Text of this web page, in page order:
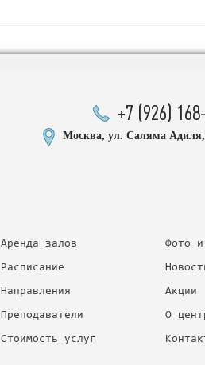
+7 (926)
Москва, ул. Саляма Адиля,
Аренда залов
Расписание
Направления
Преподаватели
Стоимость услуг
Фото
Акции
О